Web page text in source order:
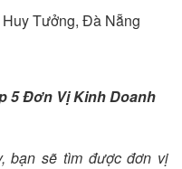
Tưởng, Đà Nẵng
5 Đơn Vị Kinh Doanh
bạn sẽ tìm được đơn vị